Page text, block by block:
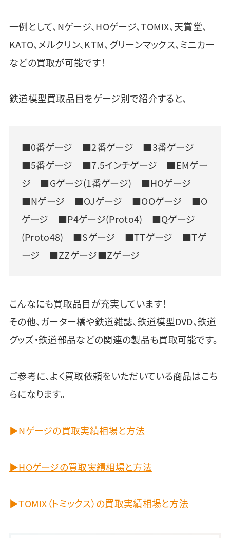
一例として、Nゲージ、HOゲージ、TOMIX、天賞堂、
KATO、メルクリン、KTM、グリーンマックス、ミニカー
などの買取が可能です！
鉄道模型買取品目をゲージ別で紹介すると、
■0番ゲージ ■2番ゲージ ■3番ゲージ
■5番ゲージ ■7.5インチゲージ ■EMゲー
ジ ■Gゲージ(1番ゲージ) ■HOゲージ
■Nゲージ ■OJゲージ ■OOゲージ ■O
ゲージ ■P4ゲージ(Proto4) ■Qゲージ
(Proto48) ■Sゲージ ■TTゲージ ■Tゲ
ージ ■ZZゲージ■Zゲージ
こんなにも買取品目が充実しています！
その他、ガーター橋や鉄道雑誌、鉄道模型DVD、鉄道
グッズ・鉄道部品などの関連の製品も買取可能です。
ご参考に、よく買取依頼をいただいている商品はこち
らになります。
▶Nゲージの買取実績相場と方法
▶HOゲージの買取実績相場と方法
▶TOMIX（トミックス）の買取実績相場と方法